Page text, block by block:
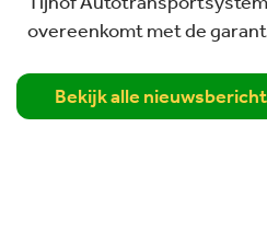
overeenkomt met de
Bekijk alle